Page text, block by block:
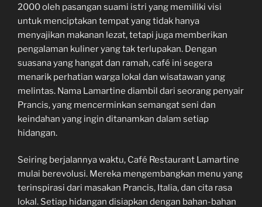
2000 oleh pasangan suami istri yang memiliki visi
untuk menciptakan tempat yang tidak hanya
menyajikan makanan lezat, tetapi juga memberikan
pengalaman kuliner yang tak terlupakan. Dengan
suasana yang hangat dan ramah, café ini segera
menarik perhatian warga lokal dan wisatawan yang
melintas. Nama Lamartine diambil dari seorang penyair
Prancis, yang mencerminkan semangat seni dan
keindahan yang ingin ditanamkan dalam setiap
hidangan.
Seiring berjalannya waktu, Café Restaurant Lamartine
mulai berevolusi. Mereka mengembangkan menu yang
terinspirasi dari masakan Prancis, Italia, dan cita rasa
lokal. Setiap hidangan disiapkan dengan bahan-bahan